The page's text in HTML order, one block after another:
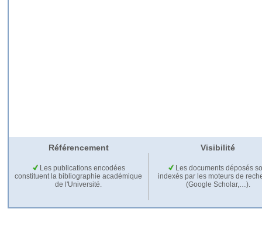
Référencement Visibilité
Les publications encodées
constituent la bibliographie académique
de l'Université.
Les documents déposés
indexés par les moteurs de
(Google Scholar,…).